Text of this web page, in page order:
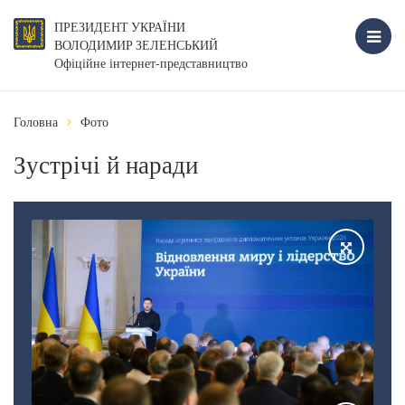
ПРЕЗИДЕНТ УКРАЇНИ
ВОЛОДИМИР ЗЕЛЕНСЬКИЙ
Офіційне інтернет-представництво
Головна Фото
Зустрічі й наради